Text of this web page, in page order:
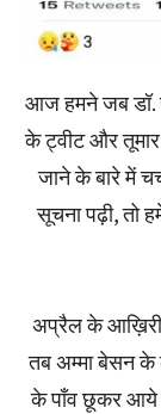
आज हमने जब डॉ.
के ट्वीट और तूमार
जाने के बारे में
सूचना पढ़ी, तो
अप्रैल के
तब अम्मा बेसन के
के पाँव छूकर आये